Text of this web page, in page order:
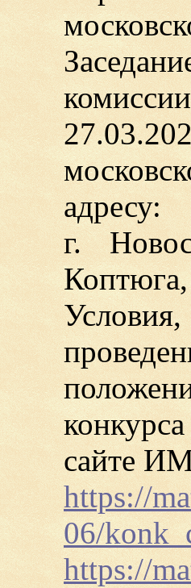
адресу:
г.
сайте
https://
06/
https://